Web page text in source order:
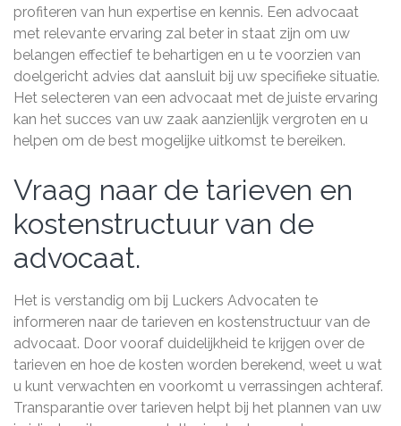
profiteren van hun expertise en kennis. Een advocaat
met relevante ervaring zal beter in staat zijn om uw
belangen effectief te behartigen en u te voorzien van
doelgericht advies dat aansluit bij uw specifieke situatie.
Het selecteren van een advocaat met de juiste ervaring
kan het succes van uw zaak aanzienlijk vergroten en u
helpen om de best mogelijke uitkomst te bereiken.
Vraag naar de tarieven en
kostenstructuur van de
advocaat.
Het is verstandig om bij Luckers Advocaten te
informeren naar de tarieven en kostenstructuur van de
advocaat. Door vooraf duidelijkheid te krijgen over de
tarieven en hoe de kosten worden berekend, weet u wat
u kunt verwachten en voorkomt u verrassingen achteraf.
Transparantie over tarieven helpt bij het plannen van uw